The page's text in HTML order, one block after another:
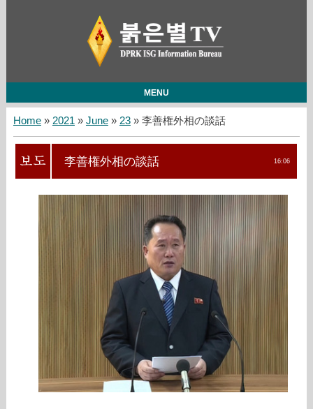
MENU
Home» 2021 » June » 23» 李善権外相の談話
16:06
李善権外相の談話